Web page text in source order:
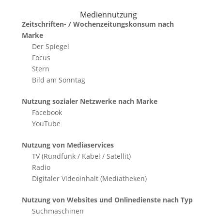
Mediennutzung
Zeitschriften- / Wochenzeitungskonsum nach
Marke
Der Spiegel
Focus
Stern
Bild am Sonntag
Nutzung sozialer Netzwerke nach Marke
Facebook
YouTube
Nutzung von Mediaservices
TV (Rundfunk / Kabel / Satellit)
Radio
Digitaler Videoinhalt (Mediatheken)
Nutzung von Websites und Onlinedienste nach Typ
Suchmaschinen